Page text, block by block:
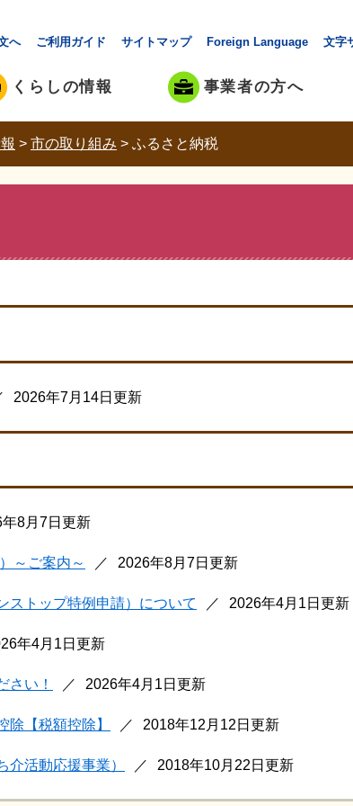
へ ご利用ガイド サイトマップ Foreign Language 文字
くらしの情報 事業者の方へ
> 市の取り組み > ふるさと納税
2026年7月14日更新
年8月7日更新
～ご案内～ 2026年8月7日更新
ストップ特例申請）について 2026年4月1日更新
年4月1日更新
さい！ 2026年4月1日更新
【税額控除】 2018年12月12日更新
活動応援事業） 2018年10月22日更新